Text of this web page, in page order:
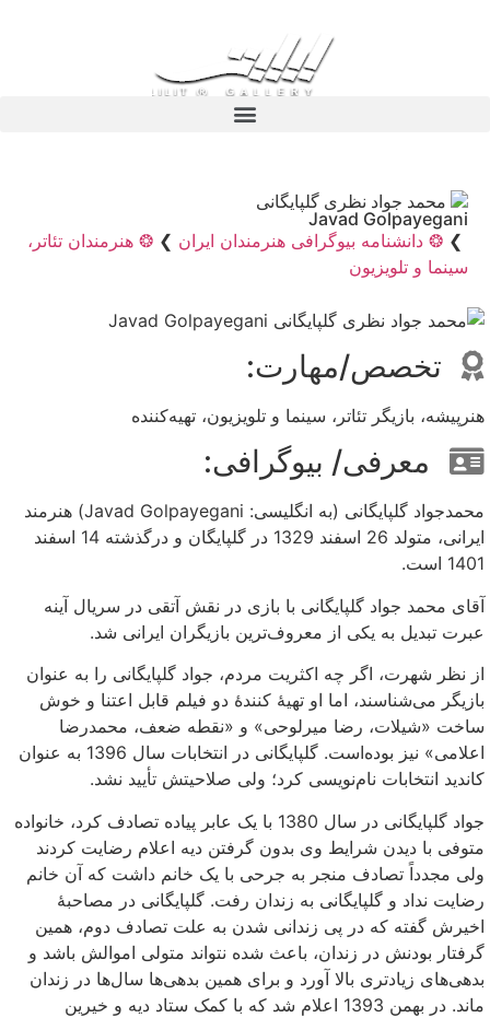
محمد جواد نظری گلپایگانی
Javad Golpayegani
❯ ❂ دانشنامه بیوگرافی هنرمندان ایران ❯ ❂ هنرمندان تئاتر،
سینما و تلویزیون
تخصص/مهارت:
هنرپیشه، بازیگر تئاتر، سینما و تلویزیون، تهیه‌کننده
معرفی/ بیوگرافی:
محمدجواد گلپایگانی (به انگلیسی: Javad Golpayegani) هنرمند
ایرانی، متولد 26 اسفند 1329 در گلپایگان و درگذشته 14 اسفند
1401 است.
آقای محمد جواد گلپایگانی با بازی در نقش آتقی در سریال آینه
عبرت تبدیل به یکی از معروف‌ترین بازیگران ایرانی شد.
از نظر شهرت، اگر چه اکثریت مردم، جواد گلپایگانی را به عنوان
بازیگر می‌شناسند، اما او تهیهٔ کنندهٔ دو فیلم قابل اعتنا و خوش
ساخت «شیلات، رضا میرلوحی» و «نقطه ضعف، محمدرضا
اعلامی» نیز بوده‌است. گلپایگانی در انتخابات سال 1396 به عنوان
کاندید انتخابات نام‌نویسی کرد؛ ولی صلاحیتش تأیید نشد.
جواد گلپایگانی در سال 1380 با یک عابر پیاده تصادف کرد، خانواده
متوفی با دیدن شرایط وی بدون گرفتن دیه اعلام رضایت کردند
ولی مجدداً تصادف منجر به جرحی با یک خانم داشت که آن خانم
رضایت نداد و گلپایگانی به زندان رفت. گلپایگانی در مصاحبهٔ
اخیرش گفته که در پی زندانی شدن به علت تصادف دوم، همین
گرفتار بودنش در زندان، باعث شده نتواند متولی اموالش باشد و
بدهی‌های زیادتری بالا آورد و برای همین بدهی‌ها سال‌ها در زندان
ماند. در بهمن 1393 اعلام شد که با کمک ستاد دیه و خیرین